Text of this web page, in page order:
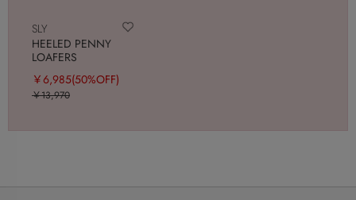
SLY
HEELED PENNY
LOAFERS
￥6,985(50%OFF)
￥13,970